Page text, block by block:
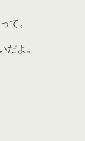
て。
よ。